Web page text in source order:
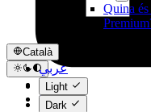
Quina
Català
عربي
Català
Čeština
Light
Dark